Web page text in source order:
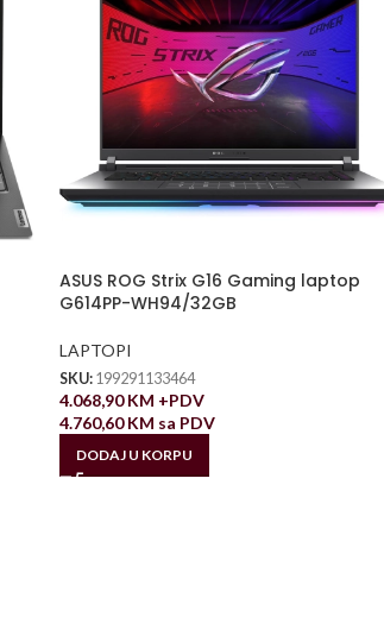
ASUS ROG Strix G16 Gaming laptop
G614PP-WH94/32GB
LAPTOPI
SKU: 199291133464
4.068,90KM +PDV
4.760,60KM sa PDV
DODAJ U KORPU